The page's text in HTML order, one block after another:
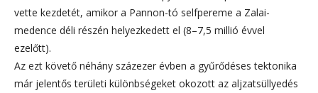
vette kezdetét, amikor a Pannon-tó selfpereme a Zalai-
medence déli részén helyezkedett el (8–7,5 millió évvel
ezelőtt).
Az ezt követő néhány százezer évben a gyűrődéses tektonika
már jelentős területi különbségeket okozott az aljzatsüllyedés